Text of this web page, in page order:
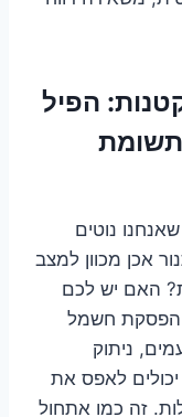
הפיל
נוטים
אכן מכוון למצב
האם יש לכם
הפסקת חשמל
ניתוק
לאפס את
זה כמו אתחול